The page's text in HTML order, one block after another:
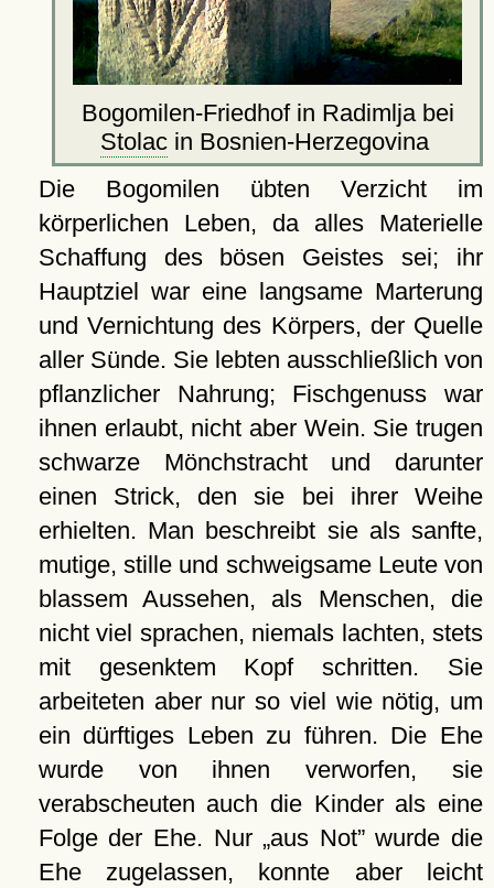
Bogomilen-Friedhof in Radimlja bei
Stolacin Bosnien-Herzegovina
Die Bogomilen übten Verzicht im
körperlichen Leben, da alles Materielle
Schaffung des bösen Geistes sei; ihr
Hauptziel war eine langsame Marterung
und Vernichtung des Körpers, der Quelle
aller Sünde. Sie lebten ausschließlich von
pflanzlicher Nahrung; Fischgenuss war
ihnen erlaubt, nicht aber Wein. Sie trugen
schwarze Mönchstracht und darunter
einen Strick, den sie bei ihrer Weihe
erhielten. Man beschreibt sie als sanfte,
mutige, stille und schweigsame Leute von
blassem Aussehen, als Menschen, die
nicht viel sprachen, niemals lachten, stets
mit gesenktem Kopf schritten. Sie
arbeiteten aber nur so viel wie nötig, um
ein dürftiges Leben zu führen. Die Ehe
wurde von ihnen verworfen, sie
verabscheuten auch die Kinder als eine
Folge der Ehe. Nur aus Not wurde die
Ehe zugelassen, konnte aber leicht